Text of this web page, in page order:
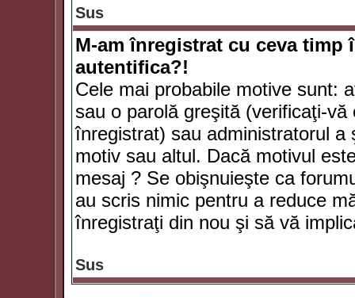
Sus
M-am înregistrat cu ceva timp
autentifica?!
Cele mai probabile motive sunt:
sau o parolă greşită (verificaţi-
înregistrat) sau administratorul
motiv sau altul. Dacă motivul
mesaj ? Se obişnuieşte ca
au scris nimic pentru a reduce
înregistraţi din nou şi să vă
Sus